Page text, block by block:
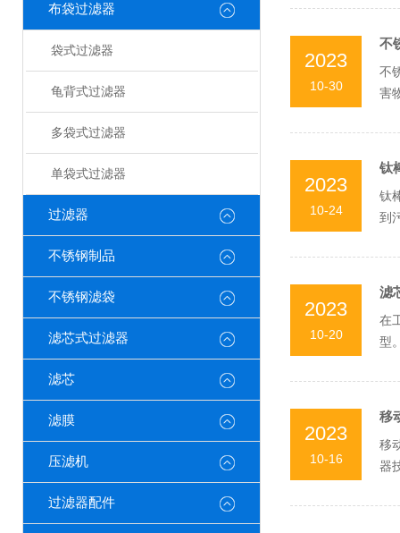
布袋过滤器
袋式过滤器
龟背式过滤器
多袋式过滤器
单袋式过滤器
过滤器
不锈钢制品
不锈钢滤袋
滤芯式过滤器
滤芯
滤膜
压滤机
过滤器配件
2023
10-30
不
不
害
2023
10-24
钛
钛
到
2023
10-20
滤
在
型
2023
10-16
移
移
器